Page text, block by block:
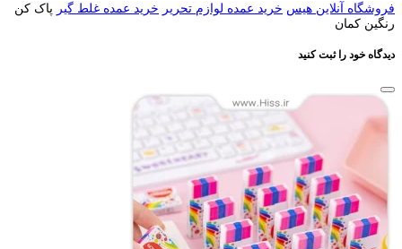
فروشگاه آنلاین هیس خرید عمده لوازم تحریر خرید عمده غلط گیر پاک کن
رنگین کمان
دیدگاه خود را ثبت کنید